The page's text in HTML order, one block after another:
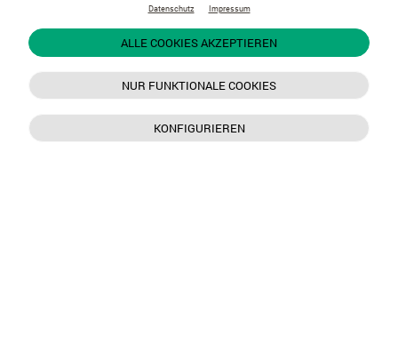
Datenschutz Impressum
ALLE COOKIES AKZEPTIEREN
NUR FUNKTIONALE COOKIES
KONFIGURIEREN